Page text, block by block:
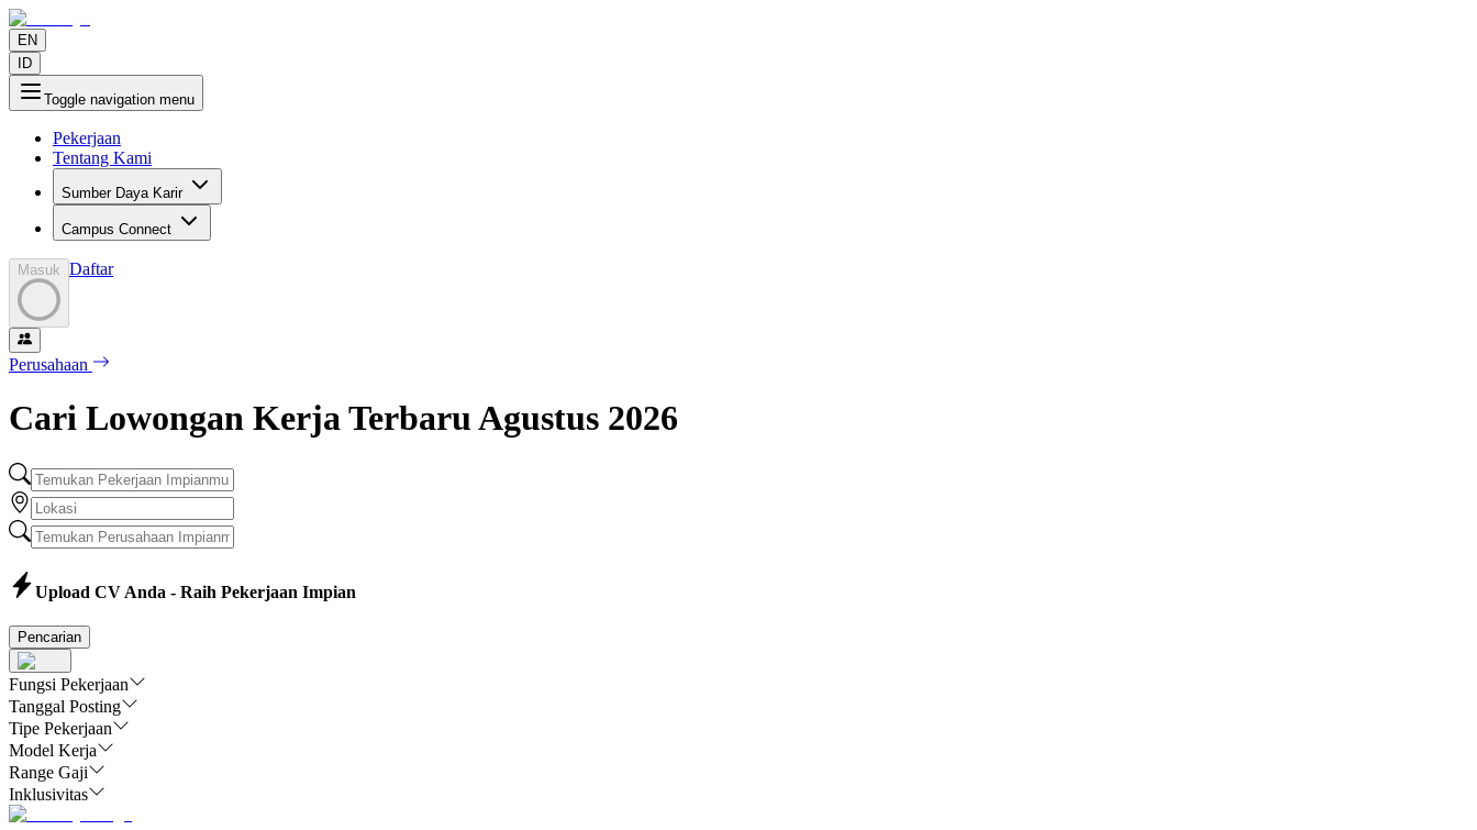
EN
ID
Toggle navigation menu
Pekerjaan
Tentang Kami
Sumber Daya Karir
Campus Connect
Masuk Daftar
Perusahaan
Cari Lowongan Kerja TerbaruAgustus 2026
Upload CV Anda - Raih Pekerjaan Impian
Pencarian
Fungsi Pekerjaan
Tanggal Posting
Tipe Pekerjaan
Model Kerja
Range Gaji
Inklusivitas